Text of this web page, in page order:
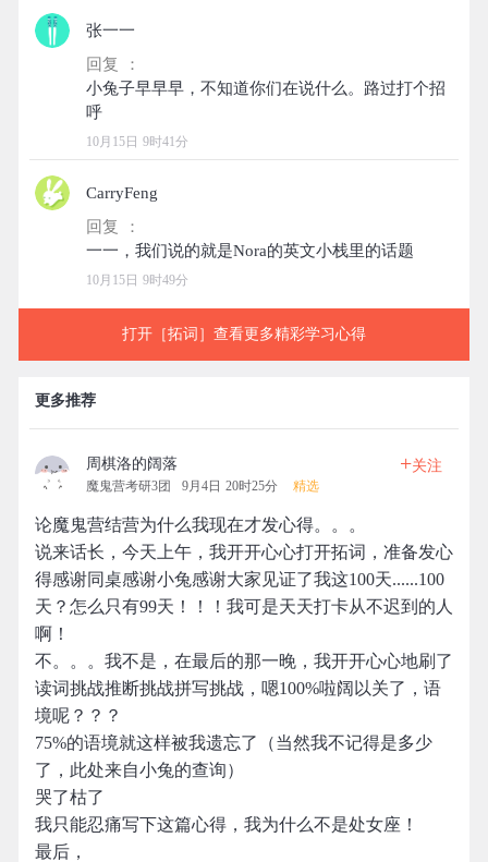
张一一
回复 ：
小兔子早早早，不知道你们在说什么。路过打个招
10月15日 9时41分
CarryFeng
回复 ：
10月15日 9时49分
打开［拓词］查看更多精彩学习心得
更多推荐
周棋洛的阔落
魔鬼营考研3团 9月4日 20时25分 精选
+关注
论魔鬼营结营为什么我现在才发心得。。。
说来话长，今天上午，我开开心心打开拓词，准备发心
得感谢同桌感谢小兔感谢大家见证了我这100天......100
天？怎么只有99天！！！我可是天天打卡从不迟到的人
啊！
不。。。我不是，在最后的那一晚，我开开心心地刷了
读词挑战推断挑战拼写挑战，嗯100%啦阔以关了，语
境呢？？？
75%的语境就这样被我遗忘了（当然我不记得是多少
了，此处来自小兔的查询）
哭了枯了
我只能忍痛写下这篇心得，我为什么不是处女座！
最后，